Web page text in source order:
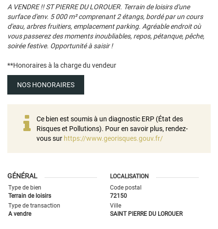
A VENDRE !! ST PIERRE DU LOROUER. Terrain de loisirs d'une
surface d'env. 5 000 m² comprenant 2 étangs, bordé par un cours
d'eau, arbres fruitiers, emplacement parking. Agréable endroit où
vous passerez des moments inoubliables, repos, pétanque, pêche,
soirée festive. Opportunité à saisir !
**Honoraires à la charge du vendeur
NOS HONORAIRES
Ce bien est soumis à un diagnostic ERP (État des
Risques et Pollutions). Pour en savoir plus, rendez-
vous sur https://www.georisques.gouv.fr/
GÉNÉRAL
Type de bien
Terrain de loisirs
Type de transaction
A vendre
LOCALISATION
Code postal
72150
Ville
SAINT PIERRE DU LOROUER